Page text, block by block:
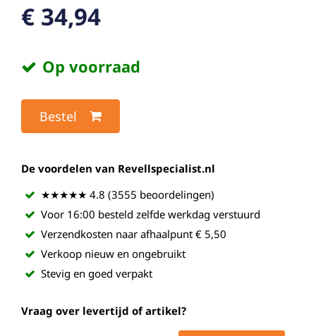
€ 34,94
Op voorraad
Bestel
De voordelen van Revellspecialist.nl
★★★★★ 4.8 (3555 beoordelingen)
Voor 16:00 besteld zelfde werkdag verstuurd
Verzendkosten naar afhaalpunt € 5,50
Verkoop nieuw en ongebruikt
Stevig en goed verpakt
Vraag over levertijd of artikel?